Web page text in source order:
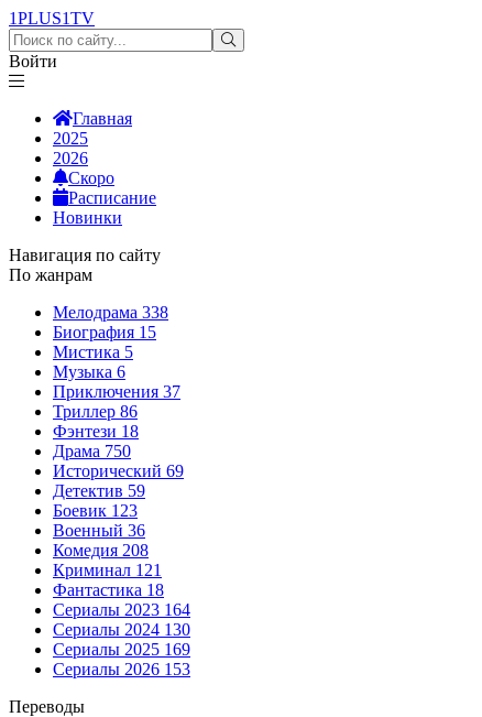
1PLUS1TV
Войти
Главная
2025
2026
Скоро
Расписание
Новинки
Навигация по сайту
По жанрам
Мелодрама 338
Биография 15
Мистика 5
Музыка 6
Приключения 37
Триллер 86
Фэнтези 18
Драма 750
Исторический 69
Детектив 59
Боевик 123
Военный 36
Комедия 208
Криминал 121
Фантастика 18
Сериалы 2023 164
Сериалы 2024 130
Сериалы 2025 169
Сериалы 2026 153
Переводы